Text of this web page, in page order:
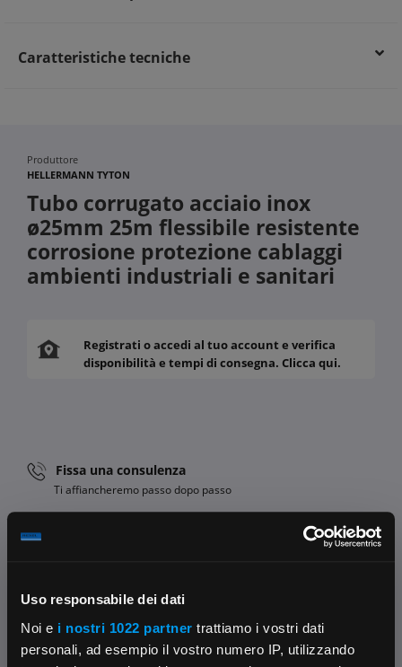
Uso responsabile dei dati
Noi e i nostri 1022 partner trattiamo i vostri dati
personali, ad esempio il vostro numero IP, utilizzando
Caratteristiche tecniche
Produttore
HELLERMANN TYTON
Tubo corrugato acciaio inox
ø25mm 25m flessibile resistente
corrosione protezione cablaggi
ambienti industriali e sanitari
Registrati o accedi al tuo account e verifica
disponibilità e tempi di consegna. Clicca qui.
Fissa una consulenza
Ti affiancheremo passo dopo passo
Condividi: